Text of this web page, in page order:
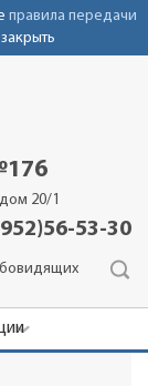
правила передачи
20/1
53-30